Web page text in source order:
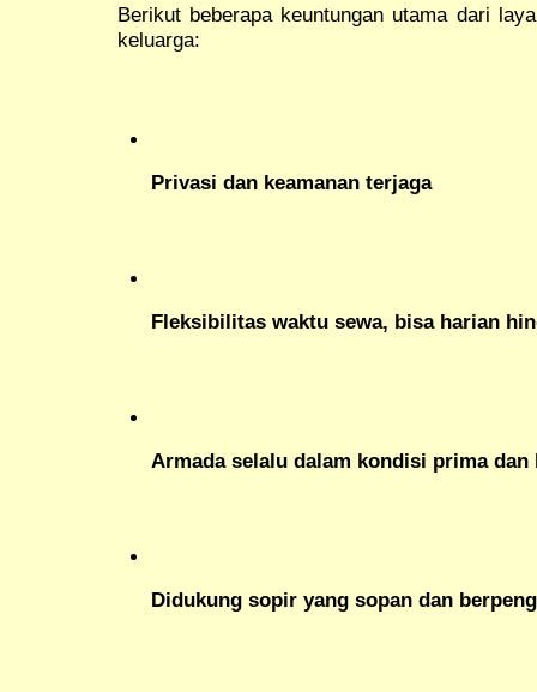
Berikut beberapa keuntungan utama dari
keluarga:
Privasi dan keamanan terjaga
Fleksibilitas waktu sewa, bisa harian
Armada selalu dalam kondisi prima dan
Didukung sopir yang sopan dan